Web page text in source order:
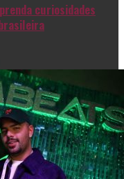
curiosidades